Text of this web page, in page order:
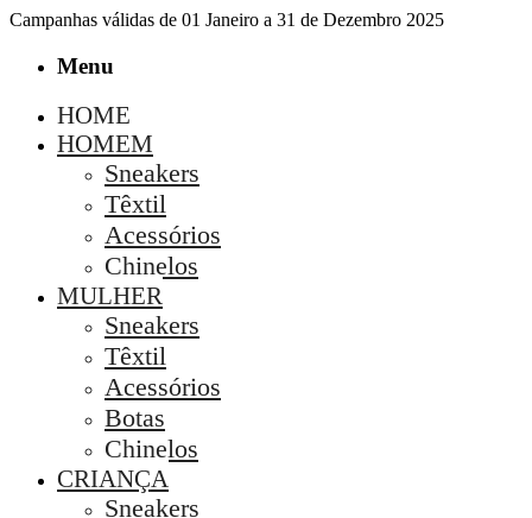
Campanhas válidas de 01 Janeiro a 31 de Dezembro 2025
Menu
HOME
HOMEM
Sneakers
Têxtil
Acessórios
Chinelos
MULHER
Sneakers
Têxtil
Acessórios
Botas
Chinelos
CRIANÇA
Sneakers